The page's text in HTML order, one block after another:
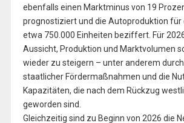
ebenfalls einen Marktminus von 19
prognostiziert und die Autoproduktion für
etwa 750.000 Einheiten beziffert. Für
Aussicht, Produktion und Marktvolumen
wieder zu steigern – unter anderem
staatlicher Fördermaßnahmen und die
Kapazitäten, die nach dem Rückzug
geworden sind.
Gleichzeitig sind zu Beginn von 2026 die